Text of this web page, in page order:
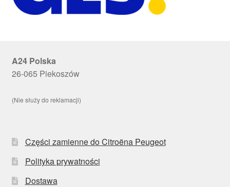
A24 Polska
26-065 Piekoszów
(Nie służy do reklamacji)
Części zamienne do Citroëna Peugeot
Polityka prywatności
Dostawa